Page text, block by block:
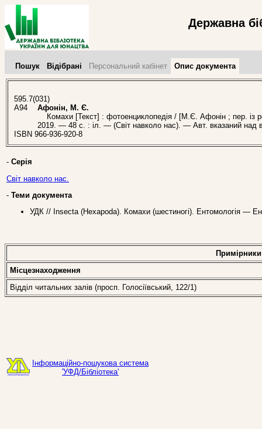
Державна
Пошук Відібрані Персональний кабінет Опис документа
595.7(031)
А94
Афонін, М. Є.
Комахи [Текст] : фотоенциклопедія / [М.Є. Афонін ; пер. із
2019. — 48 с. : іл. — (Світ навколо нас). — Авт. вказаний над
ISBN 966-936-920-8
- Серія
Світ навколо нас.
- Теми документа
УДК // Insecta (Hexapoda). Комахи (шестиногі). Ентомологія —
Примірники
Місцезнаходження
Відділ читальних залів (просп. Голосіївський, 122/1)
Інформаційно-пошукова система
'УФД/Бібліотека'